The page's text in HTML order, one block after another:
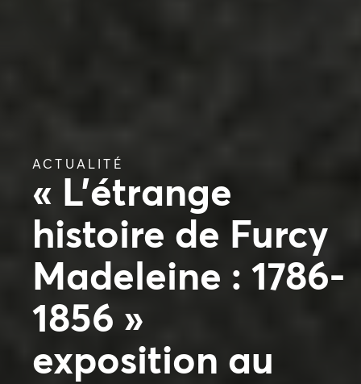
ACTUALITÉ
« L’étrange
histoire de Furcy
Madeleine : 1786-
1856 »
exposition au